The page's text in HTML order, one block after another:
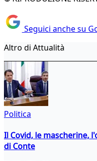
Seguici anche su
Altro di Attualità
Politica
Il Covid, le mascherine,
di Conte